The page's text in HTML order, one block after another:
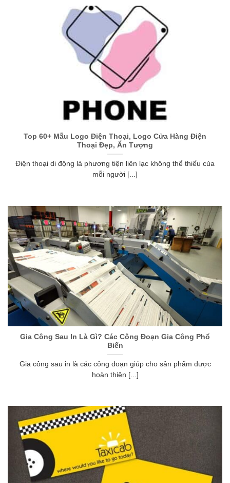
Top 60+ Mẫu Logo Điện Thoại, Logo Cửa Hàng Điện
Thoại Đẹp, Ấn Tượng
Điện thoại di động là phương tiện liên lạc không thể thiếu của
mỗi người [...]
Gia Công Sau In Là Gì? Các Công Đoạn Gia Công Phổ
Biến
Gia công sau in là các công đoạn giúp cho sản phẩm được
hoàn thiện [...]